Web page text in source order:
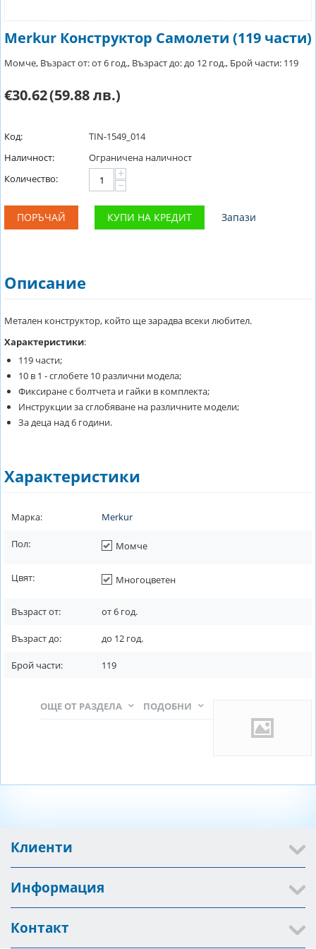
Merkur Конструктор Самолети (119 части)
Момче, Възраст от: от 6 год., Възраст до: до 12 год., Брой части: 119
€30.62(59.88 лв.)
Код:
TIN-1549_014
Наличност:
Ограничена наличност
Количество:
+
−
ПОРЪЧАЙ КУПИ НА КРЕДИТ Запази
Описание
Метален конструктор, който ще зарадва всеки любител.
Характеристики:
119 части;
10 в 1 - сглобете 10 различни модела;
Фиксиране с болтчета и гайки в комплекта;
Инструкции за сглобяване на различните модели;
За деца над 6 години.
Характеристики
Марка: Merkur
Пол: Момче
Цвят: Многоцветен
Възраст от: от6 год.
Възраст до: до 12 год.
Брой части: 119
ПОДОБНИ
ОЩЕ ОТ РАЗДЕЛА
Клиенти
Информация
Контакт